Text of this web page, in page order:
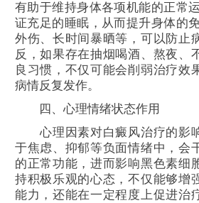
有助于维持身体各项机能的正常
证充足的睡眠，从而提升身体的
外伤、长时间暴晒等，可以防止
反，如果存在抽烟喝酒、熬夜、
良习惯，不仅可能会削弱治疗效
病情反复发作。
四、心理情绪状态作用
心理因素对白癜风治疗的影
于焦虑、抑郁等负面情绪中，会
的正常功能，进而影响黑色素细
持积极乐观的心态，不仅能够增
能力，还能在一定程度上促进治